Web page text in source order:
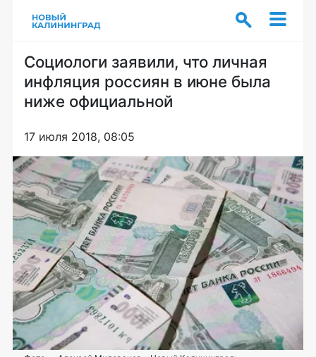
Социологи заявили, что личная
инфляция россиян в июне была
ниже официальной
17 июля 2018, 08:05